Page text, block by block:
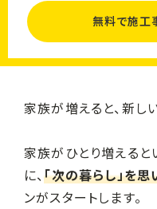
無料で施工
家族が増えると、新し
家族がひとり増えると
に、「次の暮らし」を思
ンがスタートします。